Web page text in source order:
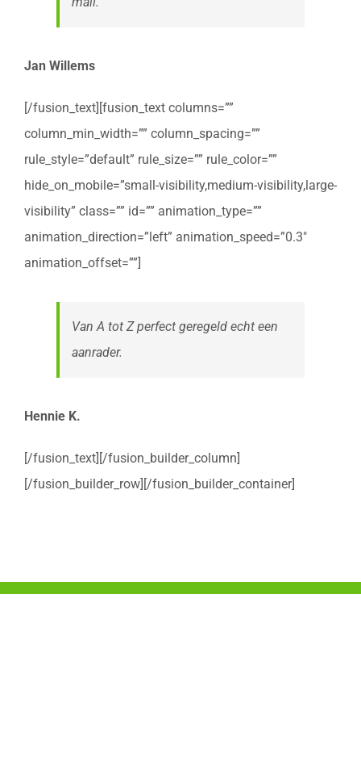
Jan Willems
[/fusion_text][fusion_text columns=””
column_min_width=”” column_spacing=””
rule_style=”default” rule_size=”” rule_color=””
hide_on_mobile=”small-visibility,medium-visibility,large-
visibility” class=”” id=”” animation_type=””
animation_direction=”left” animation_speed=”0.3″
animation_offset=””]
Van A tot Z perfect geregeld echt een
aanrader.
Hennie K.
[/fusion_text][/fusion_builder_column]
[/fusion_builder_row][/fusion_builder_container]